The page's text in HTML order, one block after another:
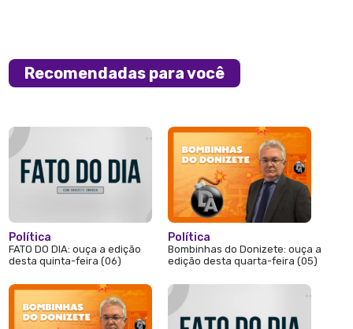
Recomendadas para você
Política
FATO DO DIA: ouça a edição
desta quinta-feira (06)
Política
Bombinhas do Donizete: ouça a
edição desta quarta-feira (05)